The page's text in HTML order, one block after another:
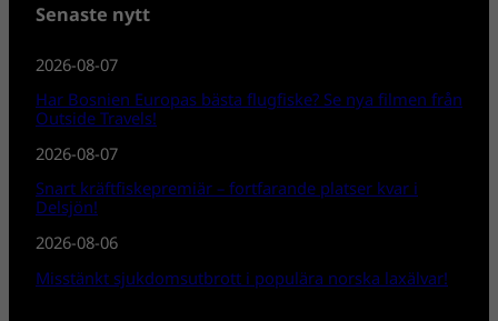
Senaste nytt
2026-08-07
Har Bosnien Europas bästa flugfiske? Se nya filmen från
Outside Travels!
2026-08-07
Snart kräftfiskepremiär – fortfarande platser kvar i
Delsjön!
2026-08-06
Misstänkt sjukdomsutbrott i populära norska laxälvar!